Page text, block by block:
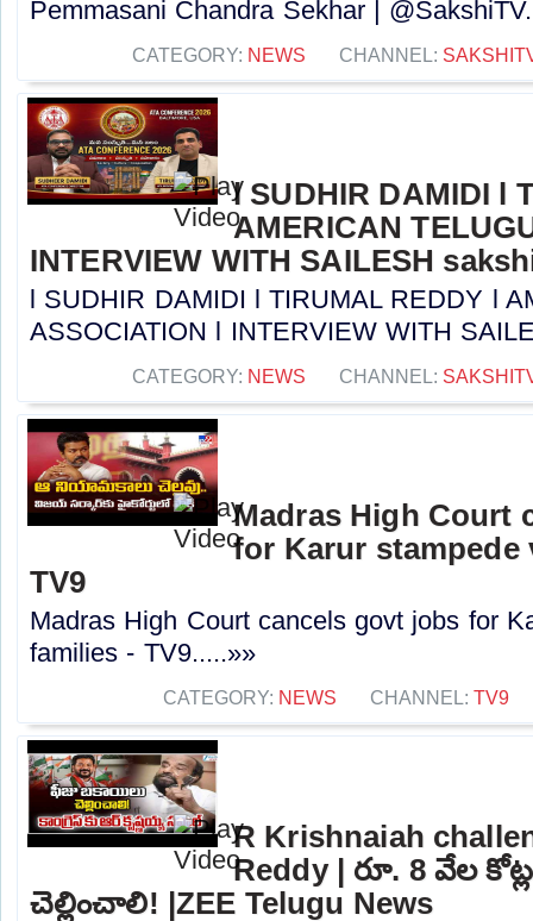
Pemmasani Chandra Sekhar |
CATEGORY: NEWS CHANNEL:
l SUDHIR DAMIDI l
AMERICAN
INTERVIEW WITH SAILESH
l SUDHIR DAMIDI l TIRUMAL REDDY l
ASSOCIATION l INTERVIEW WITH
CATEGORY: NEWS CHANNEL:
Madras High Court
for Karur
TV9
Madras High Court cancels govt jobs for
families - TV9.....»»
CATEGORY: NEWS CHANNEL: TV9
R Krishnaiah
Reddy | రూ. 8 వేల
చెల్లించాలి! |ZEE Telugu News